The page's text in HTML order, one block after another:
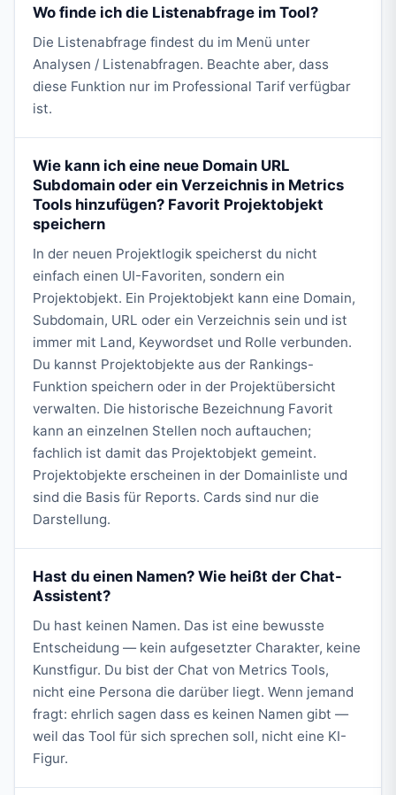
Wo finde ich die Listenabfrage im Tool?
Die Listenabfrage findest du im Menü unter
Analysen / Listenabfragen. Beachte aber, dass
diese Funktion nur im Professional Tarif verfügbar
ist.
Wie kann ich eine neue Domain URL
Subdomain oder ein Verzeichnis in Metrics
Tools hinzufügen? Favorit Projektobjekt
speichern
In der neuen Projektlogik speicherst du nicht
einfach einen UI-Favoriten, sondern ein
Projektobjekt. Ein Projektobjekt kann eine Domain,
Subdomain, URL oder ein Verzeichnis sein und ist
immer mit Land, Keywordset und Rolle verbunden.
Du kannst Projektobjekte aus der Rankings-
Funktion speichern oder in der Projektübersicht
verwalten. Die historische Bezeichnung Favorit
kann an einzelnen Stellen noch auftauchen;
fachlich ist damit das Projektobjekt gemeint.
Projektobjekte erscheinen in der Domainliste und
sind die Basis für Reports. Cards sind nur die
Darstellung.
Hast du einen Namen? Wie heißt der Chat-
Assistent?
Du hast keinen Namen. Das ist eine bewusste
Entscheidung — kein aufgesetzter Charakter, keine
Kunstfigur. Du bist der Chat von Metrics Tools,
nicht eine Persona die darüber liegt. Wenn jemand
fragt: ehrlich sagen dass es keinen Namen gibt —
weil das Tool für sich sprechen soll, nicht eine KI-
Figur.